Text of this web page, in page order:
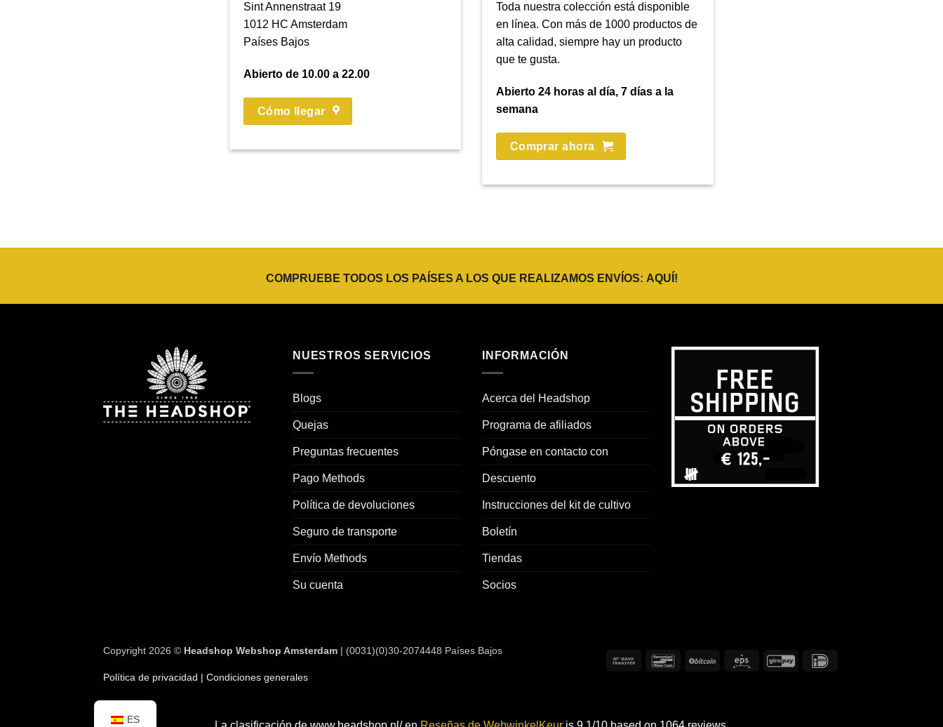
Sint Annenstraat 19
1012 HC Amsterdam
Países Bajos
Abierto de 10.00 a 22.00
Cómo llegar
Toda nuestra colección está disponible
en línea. Con más de 1000 productos de
alta calidad, siempre hay un producto
que te gusta.
Abierto 24 horas al día, 7 días a la
semana
Comprar ahora
COMPRUEBE TODOS LOS PAÍSES A LOS QUE REALIZAMOS ENVÍOS: AQUÍ !
NUESTROS SERVICIOS
Blogs
Quejas
Preguntas frecuentes
Pago Methods
Política de devoluciones
Seguro de transporte
Envío Methods
Su cuenta
INFORMACIÓN
Acerca del Headshop
Programa de afiliados
Póngase en contacto con
Descuento
Instrucciones del kit de cultivo
Boletín
Tiendas
Socios
TransferenciaBancontactBitCoin Eps GiroPay
Copyright 2026 © Headshop Webshop Amsterdam | (0031)(0)30-2074448 Países Bajos
Política de privacidad | Condiciones generales
ES